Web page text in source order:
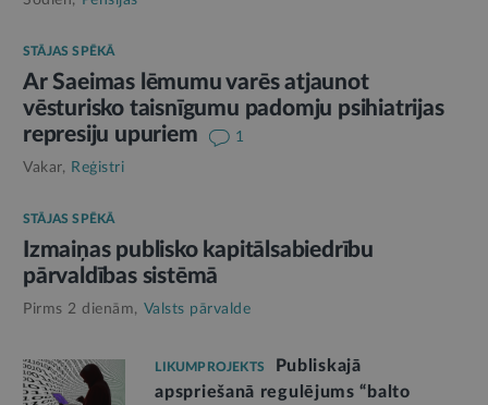
STĀJAS SPĒKĀ
Ar Saeimas lēmumu varēs atjaunot
vēsturisko taisnīgumu padomju psihiatrijas
represiju upuriem
1
Vakar, Reģistri
STĀJAS SPĒKĀ
Izmaiņas publisko kapitālsabiedrību
pārvaldības sistēmā
Pirms 2 dienām, Valsts pārvalde
LIKUMPROJEKTS
Publiskajā
apspriešanā regulējums “balto